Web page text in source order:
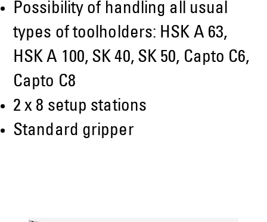
Possibility of handling all usual
types of toolholders: HSK A 63,
HSK A 100, SK 40, SK 50, Capto C6,
Capto C8
2 x 8 setup stations
Standard gripper